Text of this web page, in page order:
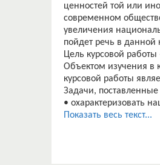
ценностей той или
современном
увеличения
пойдет речь в данной
Цель курсовой
Объектом изучения в
курсовой работы
Задачи,
• охарактеризовать
• изучить и
Показать весь текст...